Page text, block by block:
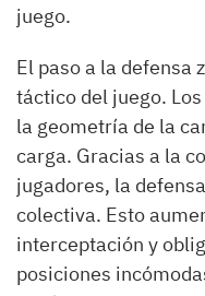
juego.
El paso a la defensa
táctico del juego.
la geometría de la
carga. Gracias a la
jugadores, la
colectiva. Esto
interceptación y
posiciones